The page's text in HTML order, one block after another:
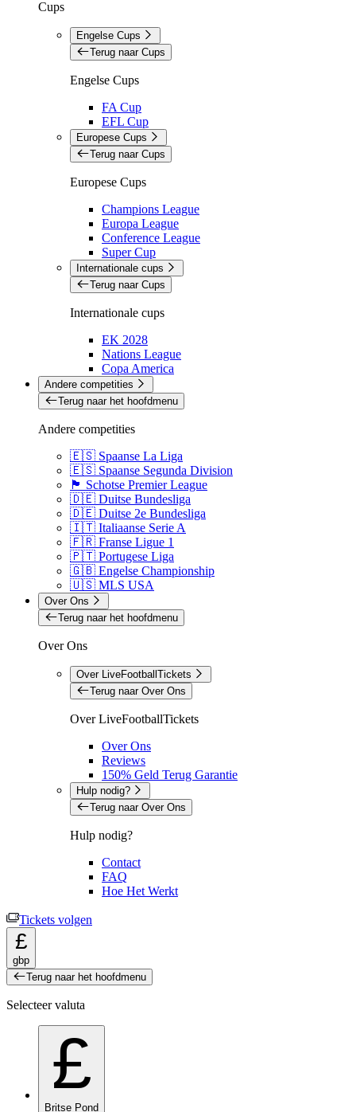
Cups
Engelse Cups
Terug naar Cups
Engelse Cups
FA Cup
EFL Cup
Europese Cups
Terug naar Cups
Europese Cups
Champions League
Europa League
Conference League
Super Cup
Internationale cups
Terug naar Cups
Internationale cups
EK 2028
Nations League
Copa America
Andere competities
Terug naar het hoofdmenu
Andere competities
🇪🇸 Spaanse La Liga
🇪🇸 Spaanse Segunda Division
🏴󠁧󠁢󠁳󠁣󠁴󠁿 Schotse Premier League
🇩🇪 Duitse Bundesliga
🇩🇪 Duitse 2e Bundesliga
🇮🇹 Italiaanse Serie A
🇫🇷 Franse Ligue 1
🇵🇹 Portugese Liga
🇬🇧 Engelse Championship
🇺🇸 MLS USA
Over Ons
Terug naar het hoofdmenu
Over Ons
Over LiveFootballTickets
Terug naar Over Ons
Over LiveFootballTickets
Over Ons
Reviews
150% Geld Terug Garantie
Hulp nodig?
Terug naar Over Ons
Hulp nodig?
Contact
FAQ
Hoe Het Werkt
Tickets volgen
£
gbp
Terug naar het hoofdmenu
Selecteer valuta
£
Britse Pond